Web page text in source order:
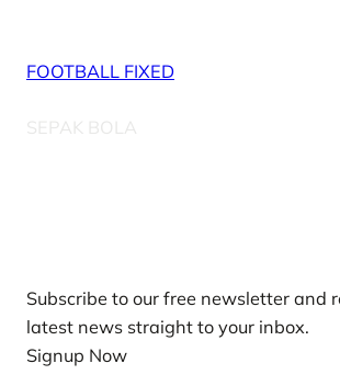
FOOTBALL FIXED
SEPAK BOLA
Subscribe to our free newsletter and
latest news straight to your inbox.
Signup Now